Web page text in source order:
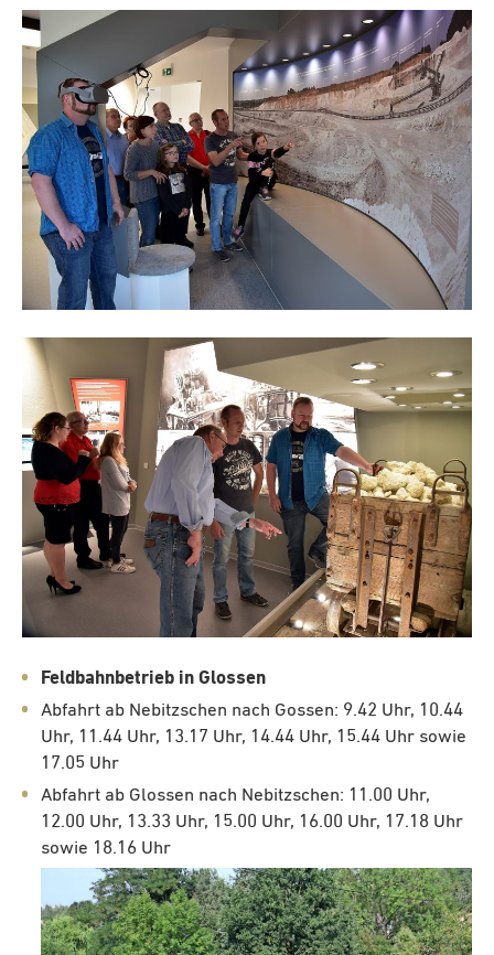
Feldbahnbetrieb in Glossen
Abfahrt ab Nebitzschen nach Gossen: 9.42 Uhr, 10.44
Uhr, 11.44 Uhr, 13.17 Uhr, 14.44 Uhr, 15.44 Uhr sowie
17.05 Uhr
Abfahrt ab Glossen nach Nebitzschen: 11.00 Uhr,
12.00 Uhr, 13.33 Uhr, 15.00 Uhr, 16.00 Uhr, 17.18 Uhr
sowie 18.16 Uhr